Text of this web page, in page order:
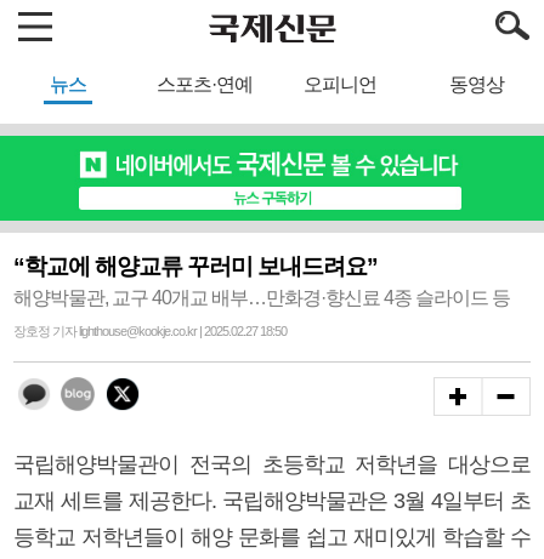
뉴스 스포츠·연예 오피니언 동영상
“학교에 해양교류 꾸러미 보내드려요”
해양박물관, 교구 40개교 배부…만화경·향신료 4종 슬라이드 등
장호정 기자 lighthouse@kookje.co.kr | 2025.02.27 18:50
국립해양박물관이 전국의 초등학교 저학년을 대상으로
교재 세트를 제공한다. 국립해양박물관은 3월 4일부터 초
등학교 저학년들이 해양 문화를 쉽고 재미있게 학습할 수